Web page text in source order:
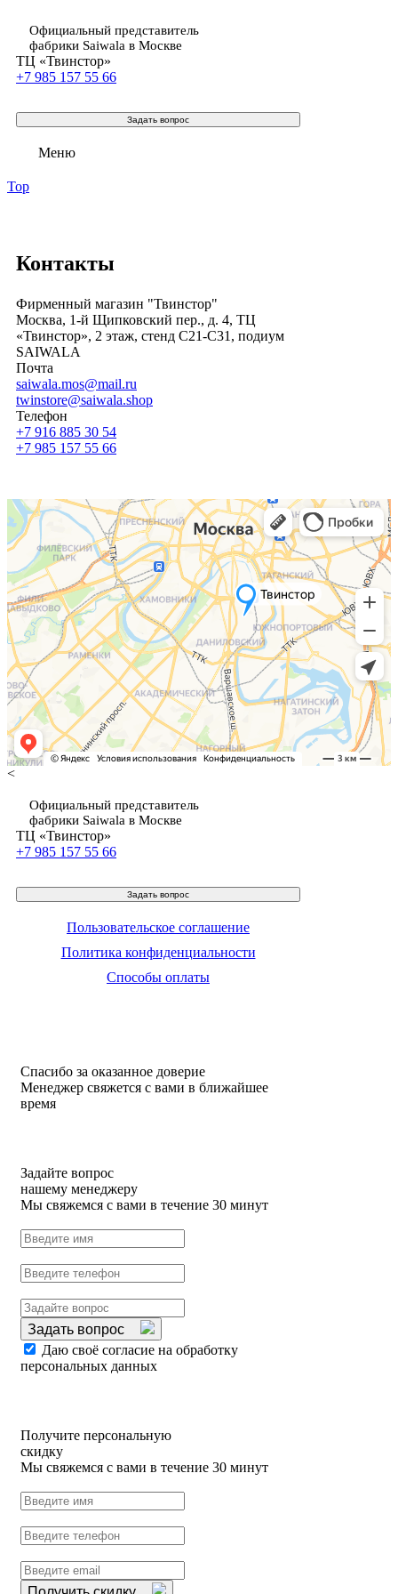
Официальный представитель
фабрики Saiwala в Москве
ТЦ «Твинстор»
+7 985 157 55 66
Задать вопрос
Меню
Top
Контакты
Фирменный магазин "Твинстор"
Москва, 1-й Щипковский пер., д. 4, ТЦ
«Твинстор», 2 этаж, стенд С21-С31, подиум
SAIWALA
Почта
saiwala.mos@mail.ru
twinstore@saiwala.shop
Телефон
+7 916 885 30 54
+7 985 157 55 66
<
Официальный представитель
фабрики Saiwala в Москве
ТЦ «Твинстор»
+7 985 157 55 66
Задать вопрос
Пользовательское соглашение
Политика конфиденциальности
Способы оплаты
Спасибо за оказанное доверие
Менеджер свяжется с вами в ближайшее
время
Задайте вопрос
нашему менеджеру
Мы свяжемся с вами в течение 30 минут
Задать вопрос
Даю своё согласие на обработку
персональных данных
Получите персональную
скидку
Мы свяжемся с вами в течение 30 минут